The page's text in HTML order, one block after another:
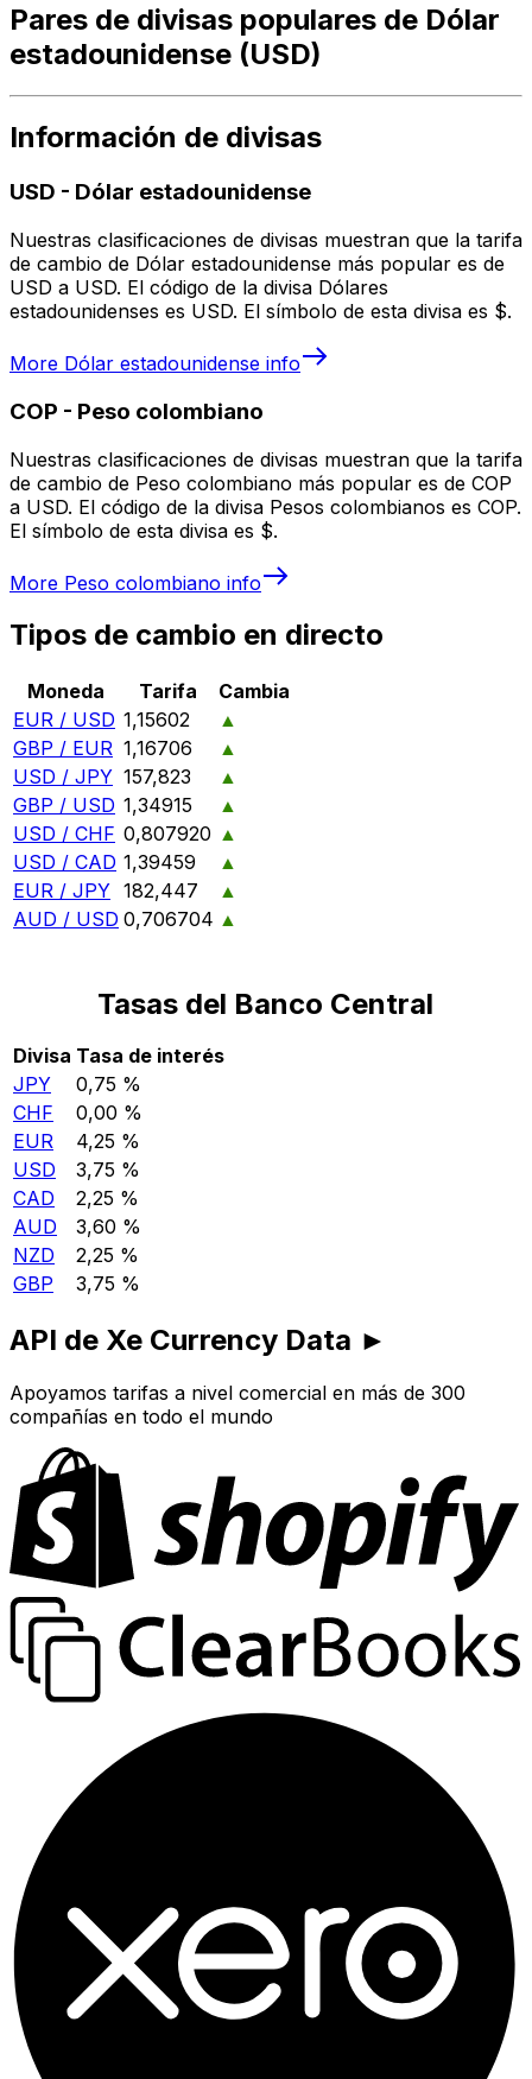
Pares de divisas populares de Dólar
estadounidense (USD)
Información de divisas
USD - Dólar estadounidense
Nuestras clasificaciones de divisas muestran que la tarifa
de cambio de Dólar estadounidense más popular es de
USD a USD. El código de la divisa Dólares
estadounidenses es USD. El símbolo de esta divisa es $.
More Dólar estadounidense info
COP - Peso colombiano
Nuestras clasificaciones de divisas muestran que la tarifa
de cambio de Peso colombiano más popular es de COP
a USD. El código de la divisa Pesos colombianos es COP.
El símbolo de esta divisa es $.
More Peso colombiano info
Tipos de cambio en directo
Moneda Tarifa
Cambia
EUR / USD 1,15602
▲
GBP / EUR 1,16706
▲
USD / JPY 157,823
▲
GBP / USD 1,34915
▲
USD / CHF 0,807920 ▲
USD / CAD 1,39459
▲
EUR / JPY 182,447
▲
AUD / USD 0,706704 ▲
Tasas del Banco Central
Divisa Tasa de interés
JPY
0,75 %
CHF
0,00 %
EUR
4,25 %
USD
3,75 %
CAD
2,25 %
AUD
3,60 %
NZD
2,25 %
GBP
3,75 %
API de Xe Currency Data ►
Apoyamos tarifas a nivel comercial en más de 300
compañías en todo el mundo